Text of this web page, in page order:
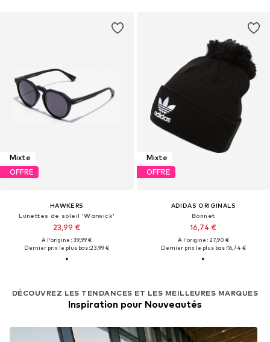
Mixte
OFFRE
HAWKERS
Lunettes de soleil 'Warwick'
23,99 €
À l'origine : 39,99 €
Dernier prix le plus bas :23,99 €
DÉCOUVREZ LES TENDANCES ET LES MEILLEURES MARQUES
Inspiration pour Nouveautés
Mixte
OFFRE
ADIDAS ORIGINALS
Bonnet
16,74 €
À l'origine : 27,90 €
Dernier prix le plus bas :16,74 €